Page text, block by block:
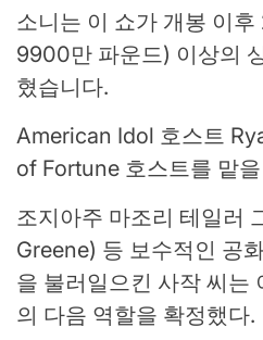
소니는 이 쇼가 개봉 이후
9900만 파운드) 이상의
혔습니다.
American Idol 호스트
of Fortune 호스트를 맡
조지아주 마조리 테일러
Greene) 등 보수적인 공
을 불러일으킨 사작 씨는
의 다음 역할을 확정했다.